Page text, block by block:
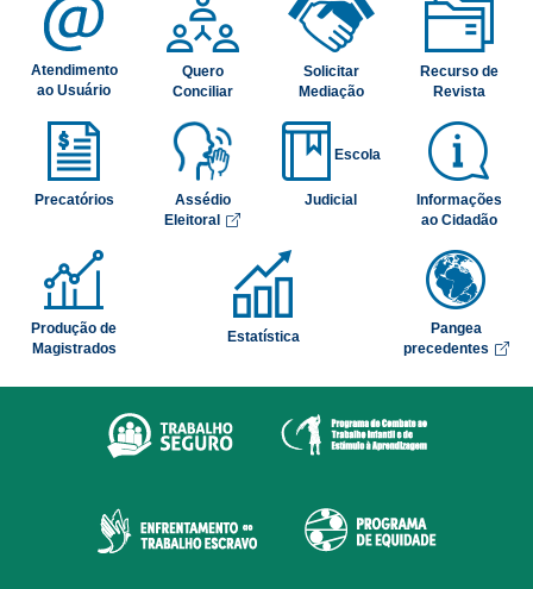
Atendimento
ao Usuário
Quero
Conciliar
Solicitar
Mediação
Recurso de
Revista
Precatórios
Assédio
Eleitoral
Abre em nova aba
Escola
Judicial
Informações
ao Cidadão
Produção de
Magistrados
Estatística
Pangea
precedentes